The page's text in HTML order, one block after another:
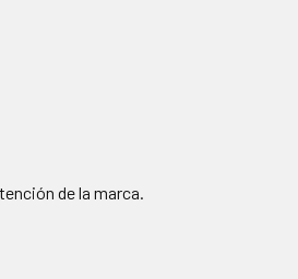
de la marca.